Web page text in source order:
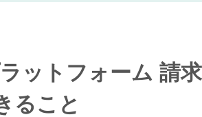
ットフォーム 請
ること